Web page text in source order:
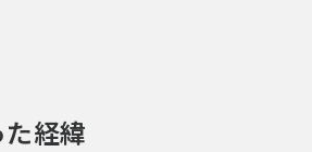
経緯